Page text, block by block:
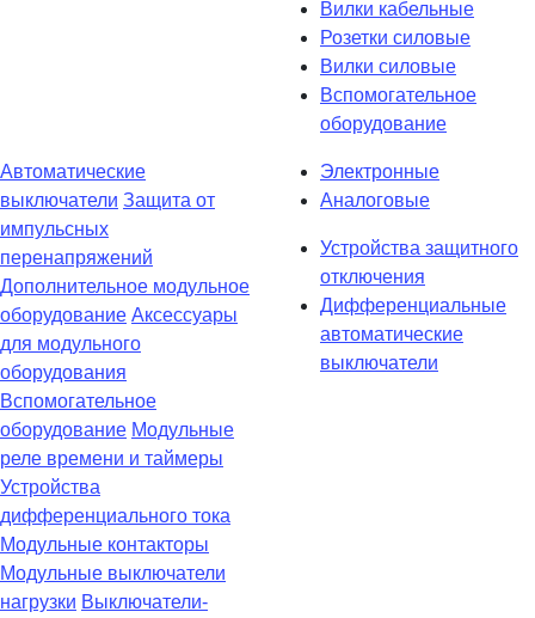
Вилки кабельные
Розетки силовые
Вилки силовые
Вспомогательное
оборудование
Автоматические
выключатели Защита от
импульсных
перенапряжений
Дополнительное модульное
оборудование Аксессуары
для модульного
оборудования
Вспомогательное
оборудование Модульные
реле времени и таймеры
Устройства
дифференциального тока
Модульные контакторы
Модульные выключатели
нагрузки Выключатели-
Электронные
Аналоговые
Устройства защитного
отключения
Дифференциальные
автоматические
выключатели